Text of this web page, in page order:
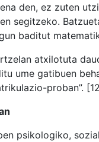
den, ez zuten
segitzeko.
baditut
atxilotuta
ume gatibuen
proban”.
psikologiko,